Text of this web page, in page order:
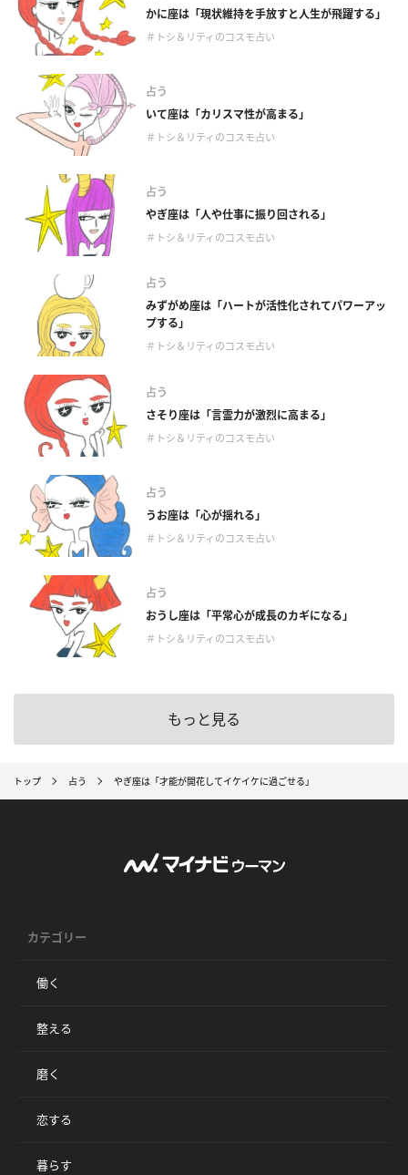
かに座は「現状維持を手放すと人生が飛躍する」
＃トシ＆リティのコスモ占い
占う
いて座は「カリスマ性が高まる」
＃トシ＆リティのコスモ占い
占う
やぎ座は「人や仕事に振り回される」
＃トシ＆リティのコスモ占い
占う
みずがめ座は「ハートが活性化されてパワーアッ
プする」
＃トシ＆リティのコスモ占い
占う
さそり座は「言霊力が激烈に高まる」
＃トシ＆リティのコスモ占い
占う
うお座は「心が揺れる」
＃トシ＆リティのコスモ占い
占う
おうし座は「平常心が成長のカギになる」
＃トシ＆リティのコスモ占い
もっと見る
トップ 占う やぎ座は「才能が開花してイケイケに過ごせる」
カテゴリー
働く
整える
磨く
恋する
暮らす